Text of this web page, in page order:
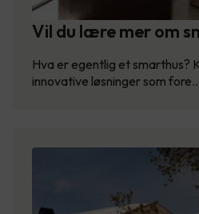
Vil du lære mer om
Hva er egentlig et smarthus?
innovative løsninger som